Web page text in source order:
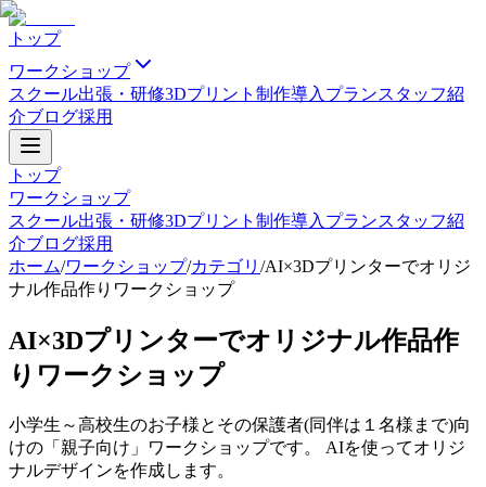
トップ
ワークショップ
スクール出張・研修3Dプリント制作導入プランスタッフ紹
介ブログ採用
トップ
ワークショップ
スクール出張・研修3Dプリント制作導入プランスタッフ紹
介ブログ採用
ホーム/ワークショップ/カテゴリ /AI×3Dプリンターでオリジ
ナル作品作りワークショップ
AI×3Dプリンターでオリジナル作品作
りワークショップ
小学生～高校生のお子様とその保護者(同伴は１名様まで)向
けの「親子向け」ワークショップです。 AIを使ってオリジ
ナルデザインを作成します。